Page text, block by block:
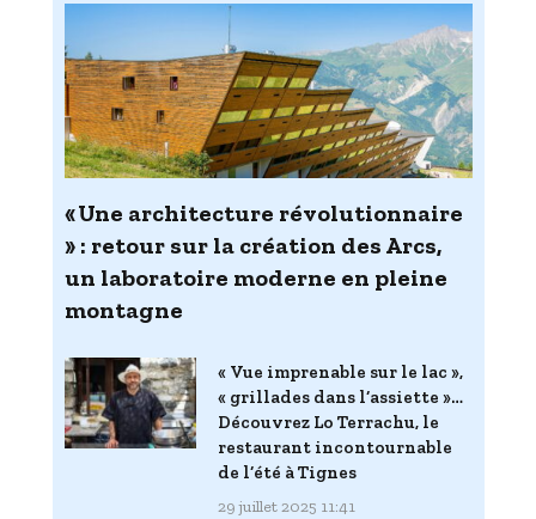
« Une architecture révolutionnaire
» : retour sur la création des Arcs,
un laboratoire moderne en pleine
montagne
« Vue imprenable sur le lac »,
« grillades dans l’assiette »…
Découvrez Lo Terrachu, le
restaurant incontournable
de l’été à Tignes
29 juillet 2025 11:41